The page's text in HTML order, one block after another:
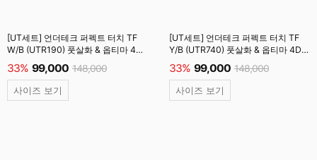
[UT세트] 언더테크 퍼펙트 터치 TF
W/B (UTR190) 풋살화 & 옵티마 4D
엘리트 인솔 (UTOS001) #
33% 99,000 148,000
사이즈 보기
[UT세트] 언더테크 퍼펙트 터치 TF
Y/B (UTR740) 풋살화 & 옵티마 4D
엘리트 인솔 (UTOS001) #
33% 99,000 148,000
사이즈 보기